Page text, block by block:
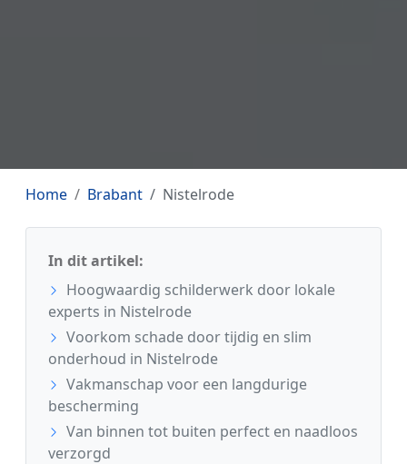
Home Brabant Nistelrode
In dit artikel:
Hoogwaardig schilderwerk door lokale
experts in Nistelrode
Voorkom schade door tijdig en slim
onderhoud in Nistelrode
Vakmanschap voor een langdurige
bescherming
Van binnen tot buiten perfect en naadloos
verzorgd